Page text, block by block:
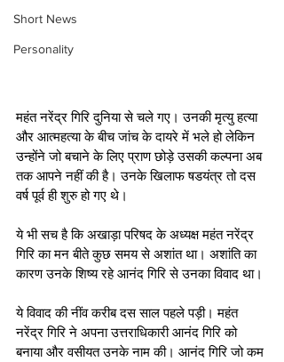
Short News
Personality
महंत नरेंद्र गिरि दुनिया से चले गए। उनकी मृत्यु हत्या
और आत्महत्या के बीच जांच के दायरे में भले हो लेकिन
उन्होंने जो बचाने के लिए प्राण छोड़े उसकी कल्पना अब
तक आपने नहीं की है। उनके खिलाफ षडयंत्र तो दस
वर्ष पूर्व ही शुरु हो गए थे।
ये भी सच है कि अखाड़ा परिषद के अध्यक्ष महंत नरेंद्र
गिरि का मन बीते कुछ समय से अशांत था। अशांति का
कारण उनके शिष्य रहे आनंद गिरि से उनका विवाद था।
ये विवाद की नींव करीब दस साल पहले पड़ी। महंत
नरेंद्र गिरि ने अपना उत्तराधिकारी आनंद गिरि को
बनाया और वसीयत उनके नाम की। आनंद गिरि जो कम